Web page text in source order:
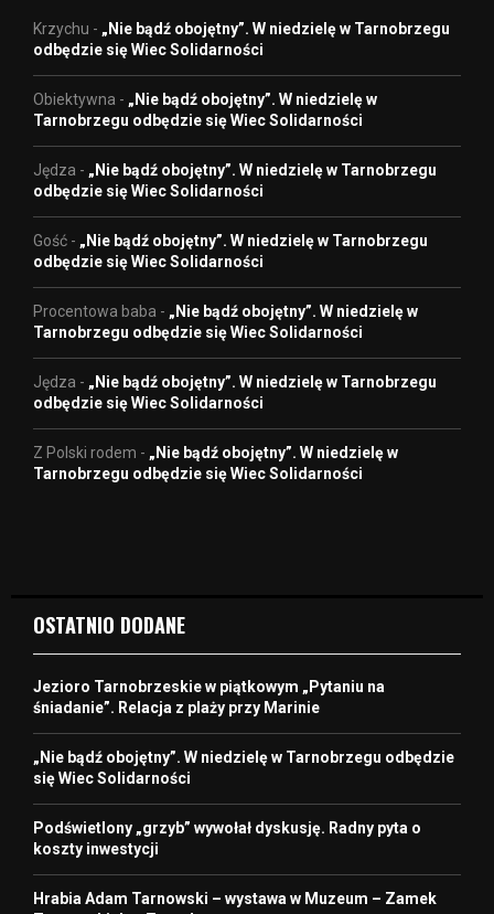
Krzychu - „Nie bądź obojętny”. W niedzielę w Tarnobrzegu
odbędzie się Wiec Solidarności
Obiektywna - „Nie bądź obojętny”. W niedzielę w
Tarnobrzegu odbędzie się Wiec Solidarności
Jędza - „Nie bądź obojętny”. W niedzielę w Tarnobrzegu
odbędzie się Wiec Solidarności
Gość - „Nie bądź obojętny”. W niedzielę w Tarnobrzegu
odbędzie się Wiec Solidarności
Procentowa baba - „Nie bądź obojętny”. W niedzielę w
Tarnobrzegu odbędzie się Wiec Solidarności
Jędza - „Nie bądź obojętny”. W niedzielę w Tarnobrzegu
odbędzie się Wiec Solidarności
Z Polski rodem - „Nie bądź obojętny”. W niedzielę w
Tarnobrzegu odbędzie się Wiec Solidarności
OSTATNIO DODANE
Jezioro Tarnobrzeskie w piątkowym „Pytaniu na
śniadanie”. Relacja z plaży przy Marinie
„Nie bądź obojętny”. W niedzielę w Tarnobrzegu odbędzie
się Wiec Solidarności
Podświetlony „grzyb” wywołał dyskusję. Radny pyta o
koszty inwestycji
Hrabia Adam Tarnowski – wystawa w Muzeum – Zamek